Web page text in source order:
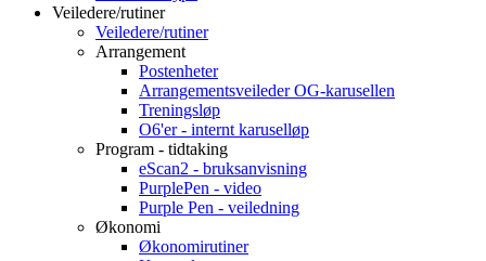
Veiledere/rutiner
Veiledere/rutiner
Arrangement
Postenheter
Arrangementsveileder OG-karusellen
Treningsløp
O6'er - internt karuselløp
Program - tidtaking
eScan2 - bruksanvisning
PurplePen - video
Purple Pen - veiledning
Økonomi
Økonomirutiner